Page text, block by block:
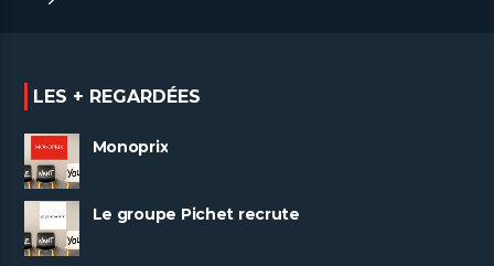
LES + REGARDÉES
Monoprix
Le groupe Pichet recrute